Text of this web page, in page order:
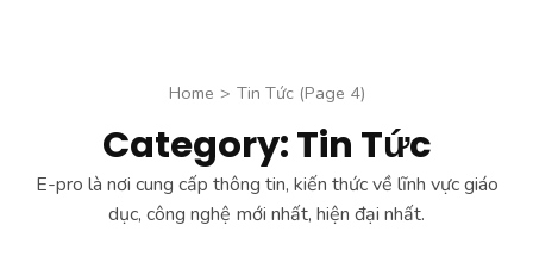
Home > Tin Tức(Page 4)
Category: Tin Tức
E-pro là nơi cung cấp thông tin, kiến thức về lĩnh vực giáo
dục, công nghệ mới nhất, hiện đại nhất.